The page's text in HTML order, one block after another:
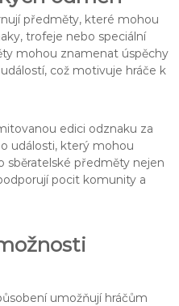
předměty, které mohou
trofeje nebo speciální
mohou znamenat úspěchy
což motivuje hráče k
edici odznaku za
události, který mohou
sběratelské předměty nejen
pocit komunity a
umožňují hráčům